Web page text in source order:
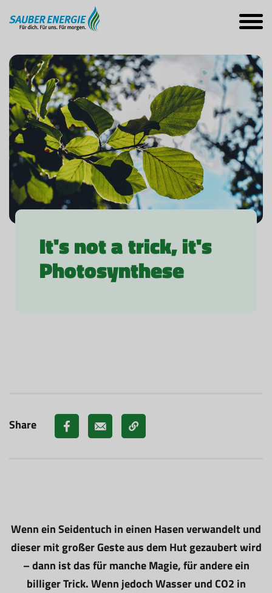
It's not a trick, it's
Photosynthese
Share
Wenn ein Seidentuch in einen Hasen verwandelt und
dieser mit großer Geste aus dem Hut gezaubert wird
– dann ist das für manche Magie, für andere ein
billiger Trick. Wenn jedoch Wasser und CO2 in